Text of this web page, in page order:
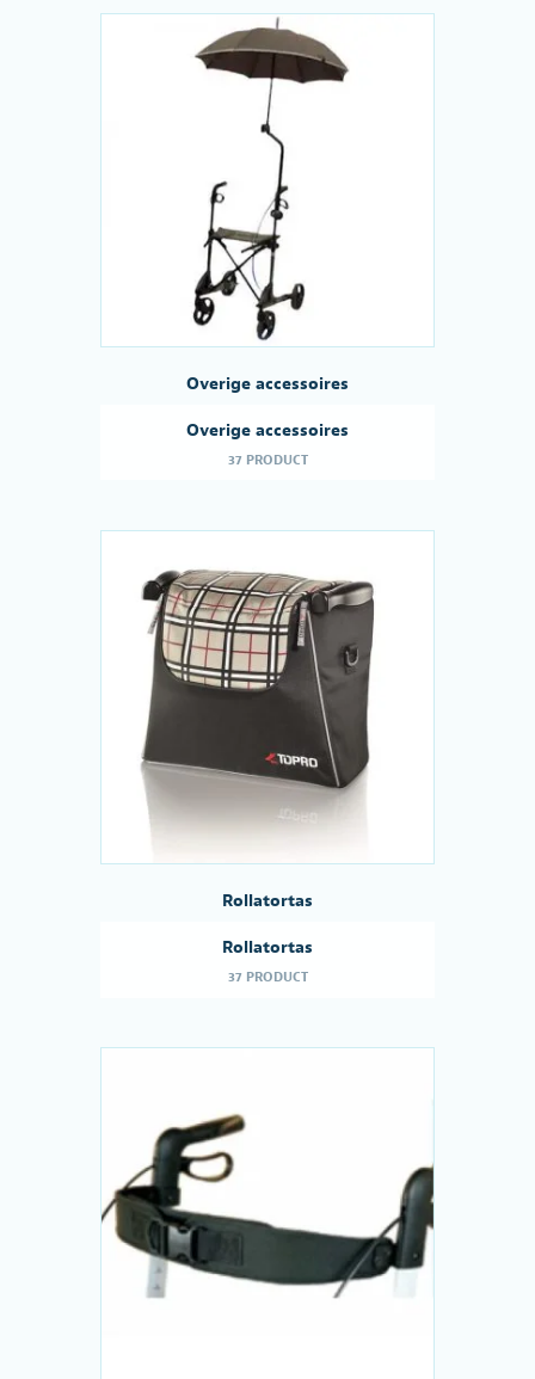
Overige accessoires
Overige accessoires
37 PRODUCT
Rollatortas
Rollatortas
37 PRODUCT